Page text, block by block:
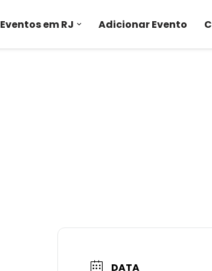
Eventos em RJ Adicionar Evento
DATA